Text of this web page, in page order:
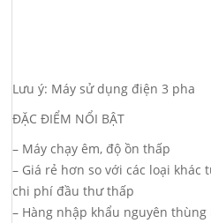
Lưu ý: Máy sử dụng điện 3 pha
ĐẶC ĐIỂM NỔI BẬT
– Máy chạy êm, độ ồn thấp
– Giá rẻ hơn so với các loại
chi phí đầu thư thấp
– Hàng nhập khẩu nguyên thùng